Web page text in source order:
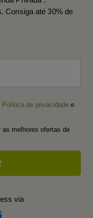
Consiga até 30% de
Política de privacidade e
melhores ofertas de
via